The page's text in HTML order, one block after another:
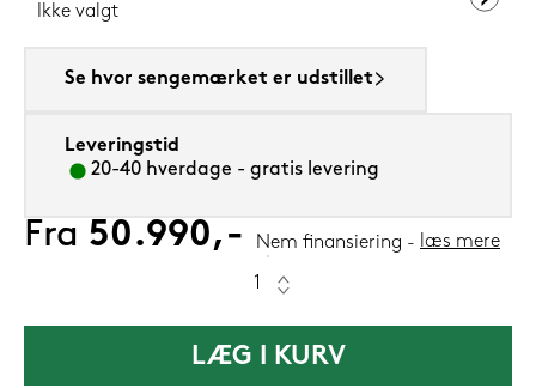
Ikke valgt
Se hvor sengemærket er udstillet
Leveringstid
20-40 hverdage - gratis levering
Fra 50.990,- Nem finansiering læs mere
LÆG I KURV